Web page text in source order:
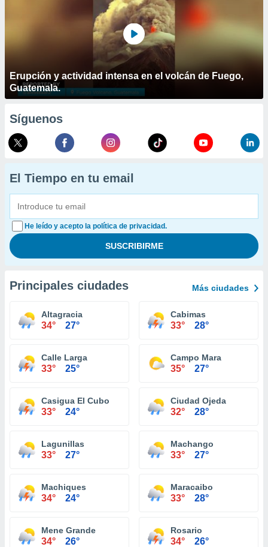
Erupción y actividad intensa en el volcán de Fuego,
Guatemala.
Síguenos
El Tiempo en tu email
He leído y acepto la política de privacidad.
Principales ciudades Más ciudades
Altagracia
34° 27°
Cabimas
33° 28°
Calle Larga
33° 25°
Campo Mara
35° 27°
Casigua El Cubo
33° 24°
Ciudad Ojeda
32° 28°
Lagunillas
33° 27°
Machango
33° 27°
Machiques
34° 24°
Maracaibo
33° 28°
Mene Grande
34° 26°
Rosario
34° 26°